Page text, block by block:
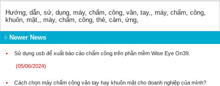
Hướng, dẫn, sử, dụng, máy, chấm, công, vân, tay,, máy, chấm, công,
khuôn, mặt,, máy, chấm, công, thẻ, cảm, ứng,
Newer News
▪ Sử dụng usb để xuất báo cáo chấm công trên phần mềm Wise Eye On39.
(05/06/2024)
▪ Cách chọn máy chấm công vân tay hay khuôn mặt cho doanh nghiệp của mình?